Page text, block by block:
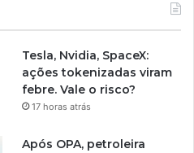
Tesla, Nvidia, SpaceX:
ações tokenizadas viram
febre. Vale o risco?
17 horas atrás
Após OPA, petroleira